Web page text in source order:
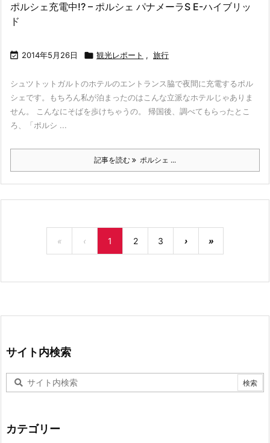
ポルシェ充電中!? – ポルシェ パナメーラS E-ハイブリッ
ド
 2014年5月26日  観光レポート , 旅行
シュツトットガルトのホテルのエントランス脇で夜間に充電するポル
シェです。もちろん私が泊まったのはこんな立派なホテルじゃありま
せん。 こんなにそばを歩けちゃうの。 帰国後、調べてもらったとこ
ろ、「ポルシ ...
記事を読む ポルシェ ...
« ‹ 1 2 3 › »
サイト内検索
カテゴリー